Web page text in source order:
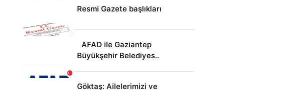
Resmi Gazete başlıkları
AFAD ile Gaziantep
Büyükşehir Belediyes..
Göktaş: Ailelerimizi ve